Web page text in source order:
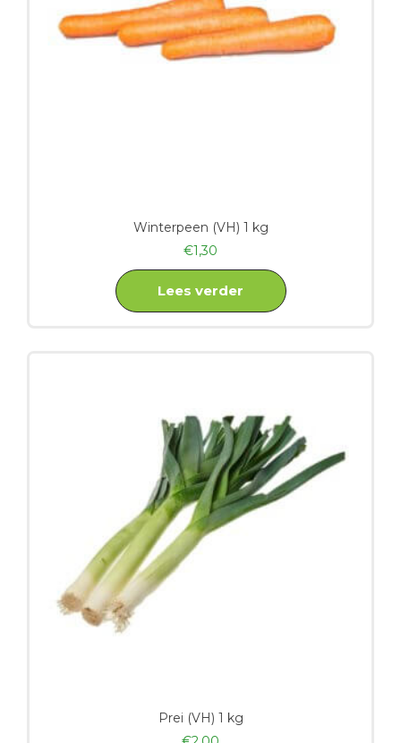
Winterpeen (VH) 1 kg
€1,30
Lees verder
Prei (VH) 1 kg